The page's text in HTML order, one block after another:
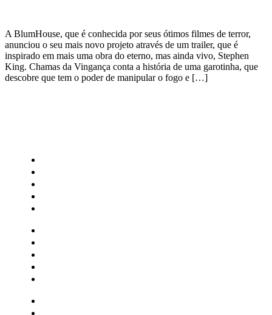
A BlumHouse, que é conhecida por seus ótimos filmes de terror,
anunciou o seu mais novo projeto através de um trailer, que é
inspirado em mais uma obra do eterno, mas ainda vivo, Stephen
King. Chamas da Vingança conta a história de uma garotinha, que
descobre que tem o poder de manipular o fogo e […]